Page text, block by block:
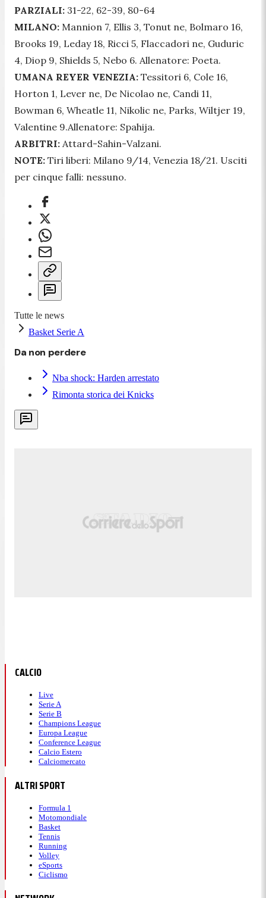
PARZIALI: 31-22, 62-39, 80-64
MILANO: Mannion 7, Ellis 3, Tonut ne, Bolmaro 16,
Brooks 19, Leday 18, Ricci 5, Flaccadori ne, Guduric
4, Diop 9, Shields 5, Nebo 6. Allenatore: Poeta.
UMANA REYER VENEZIA: Tessitori 6, Cole 16,
Horton 1, Lever ne, De Nicolao ne, Candi 11,
Bowman 6, Wheatle 11, Nikolic ne, Parks, Wiltjer 19,
Valentine 9.Allenatore: Spahija.
ARBITRI: Attard-Sahin-Valzani.
NOTE: Tiri liberi: Milano 9/14, Venezia 18/21. Usciti
per cinque falli: nessuno.
Tutte le news
Basket Serie A
Da non perdere
Nba shock: Harden arrestato
Rimonta storica dei Knicks
CALCIO
Live
Serie A
Serie B
Champions League
Europa League
Conference League
Calcio Estero
Calciomercato
ALTRI SPORT
Formula 1
Motomondiale
Basket
Tennis
Running
Volley
eSports
Ciclismo